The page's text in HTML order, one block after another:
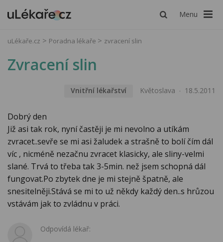
Menu
uLékaře.cz Poradna lékaře zvracení slin
Zvracení slin
Vnitřní lékařství Květoslava 18.5.2011
Dobrý den
Již asi tak rok, nyní častěji je mi nevolno a utíkám
zvracet..sevře se mi asi žaludek a strašně to bolí čím dál
víc , nicméně nezačnu zvracet klasicky, ale sliny-velmi
slané. Trvá to třeba tak 3-5min. než jsem schopná dál
fungovat.Po zbytek dne je mi stejně špatně, ale
snesitelněji.Stává se mi to už někdy každý den..s hrůzou
vstávám jak to zvládnu v práci.
Odpovídá lékař: